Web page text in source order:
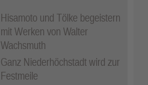
Hisamoto und Tölke begeistern
mit Werken von Walter
Wachsmuth
Ganz Niederhöchstadt wird zur
Festmeile